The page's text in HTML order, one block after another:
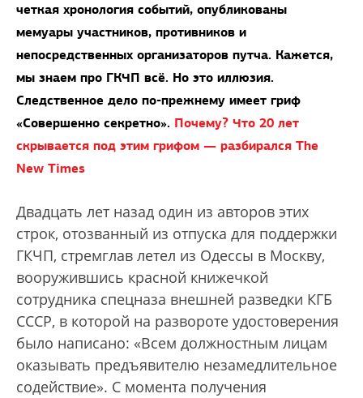
четкая хронология событий, опубликованы
мемуары участников, противников и
непосредственных организаторов путча. Кажется,
мы знаем про ГКЧП всё. Но это иллюзия.
Следственное дело по-прежнему имеет гриф
«Совершенно секретно». Почему? Что 20 лет
скрывается под этим грифом — разбирался The
New Times
Двадцать лет назад один из авторов этих
строк, отозванный из отпуска для поддержки
ГКЧП, стремглав летел из Одессы в Москву,
вооружившись красной книжечкой
сотрудника спецназа внешней разведки КГБ
СССР, в которой на развороте удостоверения
было написано: «Всем должностным лицам
оказывать предъявителю незамедлительное
содействие». С момента получения